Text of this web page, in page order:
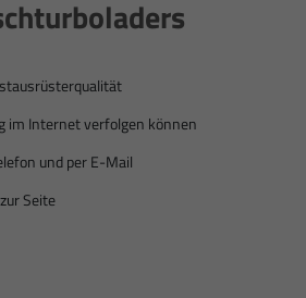
im Internet verfolgen können
und per E-Mail
Seite